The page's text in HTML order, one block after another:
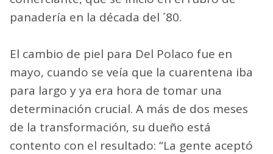
panadería en la década del ´80.
El cambio de piel para Del Polaco fue en
mayo, cuando se veía que la cuarentena iba
para largo y ya era hora de tomar una
determinación crucial. A más de dos meses
de la transformación, su dueño está
contento con el resultado: “La gente aceptó